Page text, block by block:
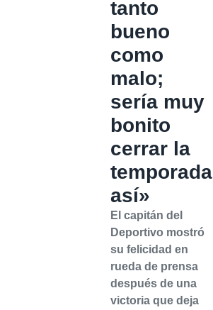
tanto
bueno
como
malo;
sería muy
bonito
cerrar la
temporada
así»
El capitán del
Deportivo mostró
su felicidad en
rueda de prensa
después de una
victoria que deja